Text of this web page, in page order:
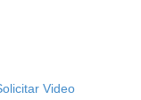
Video